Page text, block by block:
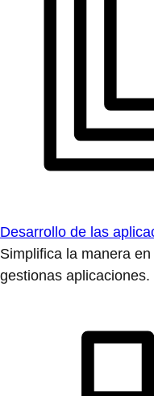
Desarrollo de las
Simplifica la manera
gestionas aplicaciones.